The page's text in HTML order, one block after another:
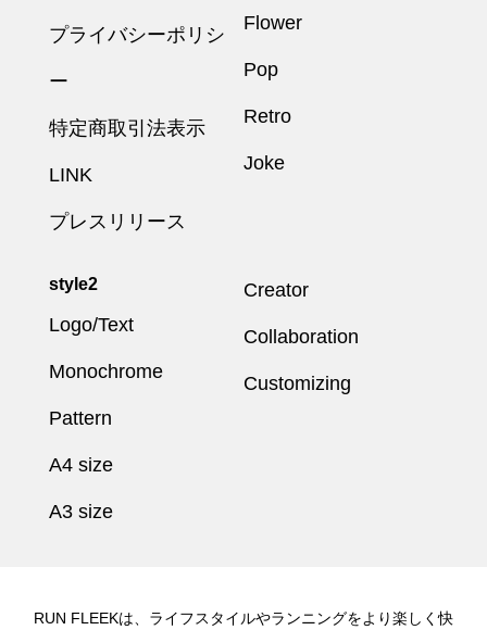
プライバシーポリシ
ー
特定商取引法表示
LINK
プレスリリース
Flower
Pop
Retro
Joke
style2
Logo/Text
Monochrome
Pattern
A4 size
A3 size
Creator
Collaboration
Customizing
RUN FLEEKは、ライフスタイルやランニングをより楽しく快